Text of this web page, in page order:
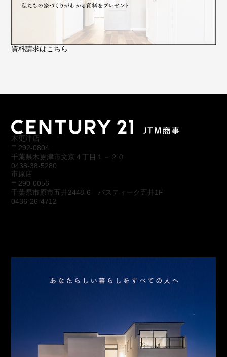
資料請求はこちら
木更津店
〒292-0804
千葉県木更津市文京４丁目１－２０
0438-38-5280
市原店
〒290-0056
千葉県市原市五井2448-6 パスティーク五井1F
0436-26-4712